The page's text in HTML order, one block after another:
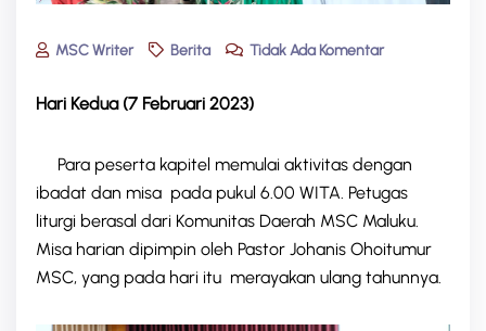
MSC Writer Berita Tidak Ada Komentar
Hari Kedua (7 Februari 2023)
Para peserta kapitel memulai aktivitas dengan
ibadat dan misa pada pukul 6.00 WITA. Petugas
liturgi berasal dari Komunitas Daerah MSC Maluku.
Misa harian dipimpin oleh Pastor Johanis Ohoitumur
MSC, yang pada hari itu merayakan ulang tahunnya.